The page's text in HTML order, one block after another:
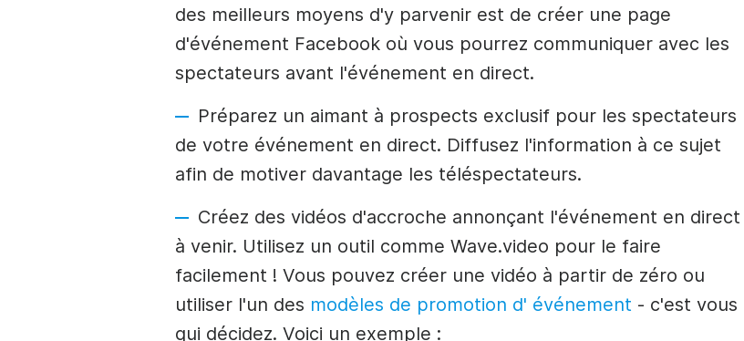
des meilleurs moyens d'y parvenir est de créer une page
d'événement Facebook où vous pourrez communiquer avec les
spectateurs avant l'événement en direct.
Préparez un aimant à prospects exclusif pour les spectateurs
de votre événement en direct. Diffusez l'information à ce sujet
afin de motiver davantage les téléspectateurs.
Créez des vidéos d'accroche annonçant l'événement en direct
à venir. Utilisez un outil comme Wave.video pour le faire
facilement ! Vous pouvez créer une vidéo à partir de zéro ou
utiliser l'un des modèles de promotion d' événement - c'est vous
qui décidez. Voici un exemple :